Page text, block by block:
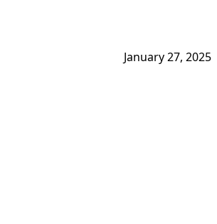
January 27, 2025